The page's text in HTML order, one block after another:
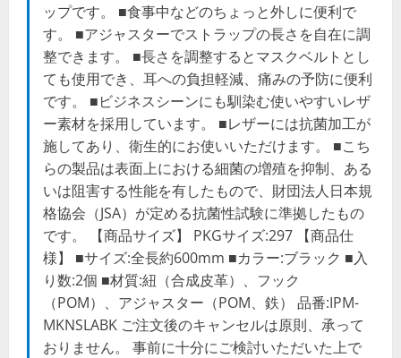
ップです。 ■食事中などのちょっと外しに便利で
す。 ■アジャスターでストラップの長さを自在に調
整できます。 ■長さを調整するとマスクベルトとし
ても使用でき、耳への負担軽減、痛みの予防に便利
です。 ■ビジネスシーンにも馴染む使いやすいレザ
ー素材を採用しています。 ■レザーには抗菌加工が
施してあり、衛生的にお使いいただけます。 ■こち
らの製品は表面上における細菌の増殖を抑制、ある
いは阻害する性能を有したもので、財団法人日本規
格協会（JSA）が定める抗菌性試験に準拠したもの
です。 【商品サイズ】 PKGサイズ:297 【商品仕
様】 ■サイズ:全長約600mm ■カラー:ブラック ■入
り数:2個 ■材質:紐（合成皮革）、フック
（POM）、アジャスター（POM、鉄） 品番:IPM-
MKNSLABK ご注文後のキャンセルは原則、承って
おりません。 事前に十分にご検討いただいた上で